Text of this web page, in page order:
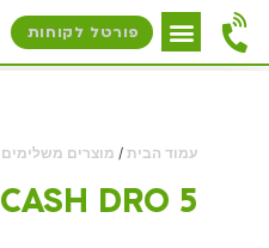
פורטל לקוחות
עמוד הבית / מוצרים משלימים
CASH DRO 5 ברינקס